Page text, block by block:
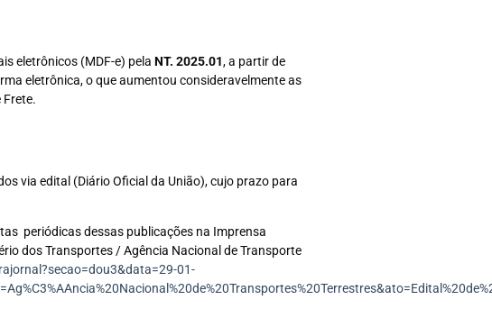
eletrônicos (MDF-e) pelaNT. 2025.01, a partir de
eletrônica, o que aumentou consideravelmente as
via edital (Diário Oficial da União), cujo prazo para
periódicas dessas publicações na Imprensa
dos Transportes / Agência Nacional de Transporte
01-